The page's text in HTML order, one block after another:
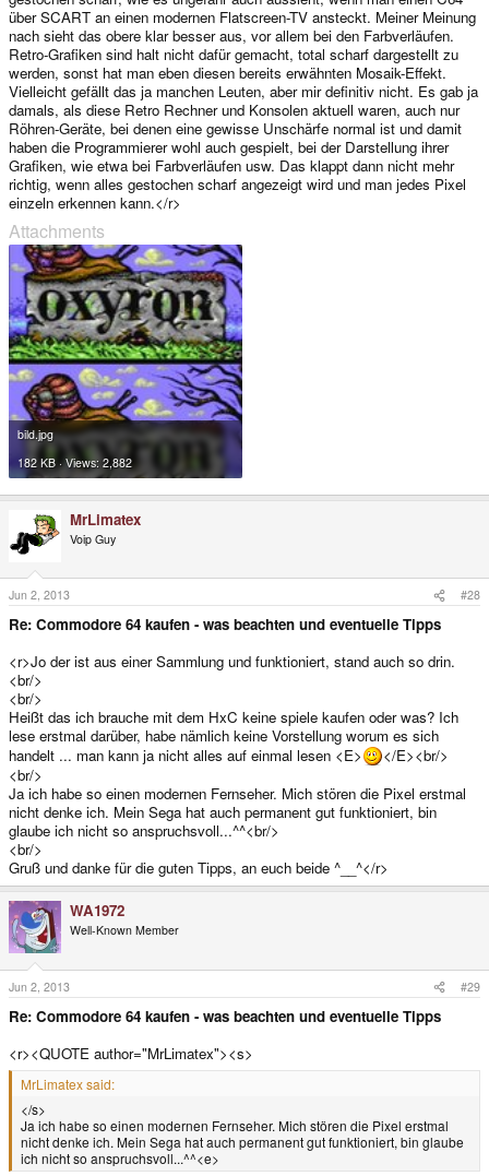
über SCART an einen modernen Flatscreen-TV ansteckt. Meiner Meinung
nach sieht das obere klar besser aus, vor allem bei den Farbverläufen.
Retro-Grafiken sind halt nicht dafür gemacht, total scharf dargestellt zu
werden, sonst hat man eben diesen bereits erwähnten Mosaik-Effekt.
Vielleicht gefällt das ja manchen Leuten, aber mir definitiv nicht. Es gab ja
damals, als diese Retro Rechner und Konsolen aktuell waren, auch nur
Röhren-Geräte, bei denen eine gewisse Unschärfe normal ist und damit
haben die Programmierer wohl auch gespielt, bei der Darstellung ihrer
Grafiken, wie etwa bei Farbverläufen usw. Das klappt dann nicht mehr
richtig, wenn alles gestochen scharf angezeigt wird und man jedes Pixel
einzeln erkennen kann.</r>
Attachments
bild.jpg
182 KB · Views: 2,882
MrLimatex
Voip Guy
Jun 2, 2013 #28
Re: Commodore 64 kaufen - was beachten und eventuelle Tipps
<r>Jo der ist aus einer Sammlung und funktioniert, stand auch so drin.
<br/>
<br/>
Heißt das ich brauche mit dem HxC keine spiele kaufen oder was? Ich
lese erstmal darüber, habe nämlich keine Vorstellung worum es sich
handelt ... man kann ja nicht alles auf einmal lesen <E>
</E><br/>
<br/>
Ja ich habe so einen modernen Fernseher. Mich stören die Pixel erstmal
nicht denke ich. Mein Sega hat auch permanent gut funktioniert, bin
glaube ich nicht so anspruchsvoll...^^<br/>
<br/>
Gruß und danke für die guten Tipps, an euch beide ^__^</r>
WA1972
Well-Known Member
Jun 2, 2013 #29
Re: Commodore 64 kaufen - was beachten und eventuelle Tipps
<r><QUOTE author="MrLimatex"><s>
MrLimatex said:
</s>
Ja ich habe so einen modernen Fernseher. Mich stören die Pixel erstmal
nicht denke ich. Mein Sega hat auch permanent gut funktioniert, bin glaube
ich nicht so anspruchsvoll...^^<e>